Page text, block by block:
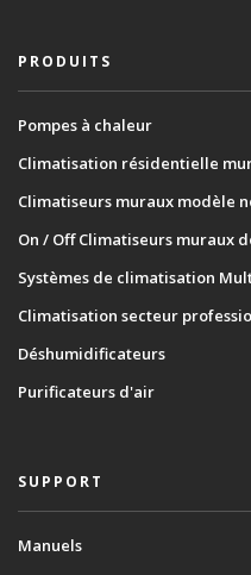
PRODUITS
Pompes à chaleur
Climatisation résidentielle
Climatiseurs muraux modèle
On / Off Climatiseurs muraux
Systèmes de climatisation
Climatisation secteur
Déshumidificateurs
Purificateurs d'air
SUPPORT
Manuels